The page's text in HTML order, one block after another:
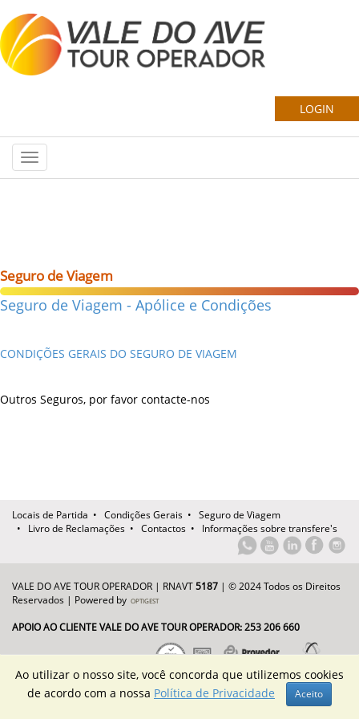
Apoio ao Cliente: 253 206 660
Seguro de Viagem
Seguro de Viagem - Apólice e Condições
CONDIÇÕES GERAIS DO SEGURO DE VIAGEM
Outros Seguros, por favor contacte-nos
Locais de Partida • Condições Gerais • Seguro de Viagem
• Livro de Reclamações • Contactos • Informações sobre transfere's
VALE DO AVE TOUR OPERADOR | RNAVT5187 | © 2024 Todos os Direitos
Reservados | Powered by OPTIGEST
APOIO AO CLIENTE VALE DO AVE TOUR OPERADOR: 253 206 660
Ao utilizar o nosso site, você concorda que utilizemos cookies
de acordo com a nossa Política de Privacidade Aceito